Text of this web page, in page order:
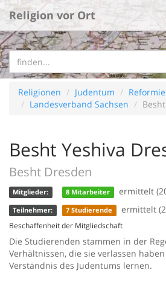
Religion vor Ort
Religionen Judentum
Landesverband Sachsen
Besht Yeshiva
Besht Dresden
Mitglieder: 8 Mitarbeiter ermittelt
Teilnehmer: 7 Studierende ermittelt
Beschaffenheit der Mitgliedschaft
Die Studierenden stammen in der
Verhältnissen, die sie verlassen
Verständnis des Judentums lernen.